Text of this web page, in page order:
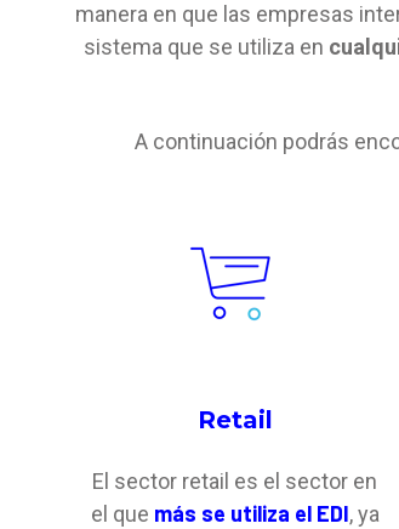
manera en que las empresas
sistema que se utiliza en
A continuación podrás
Retail
El sector retail es el sector en
el que más se utiliza el EDI, ya